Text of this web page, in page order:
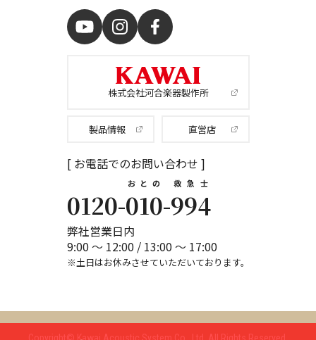
株式会社河合楽器製作所
製品情報 直営店
[ お電話でのお問い合わせ ]
0120-010
おとの
-994
救急士
弊社営業日内
9:00 ～ 12:00 / 13:00 ～ 17:00
※土日はお休みさせていただいております。